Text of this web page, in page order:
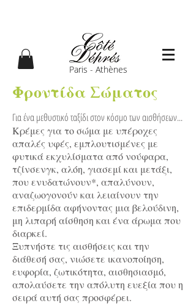
Paris - Athènes
Φροντίδα Σώματος
Για ένα μεθυστικό ταξίδι στον κόσμο των αισθήσεων...
Κρέμες για το σώμα με υπέροχες
απαλές υφές, εμπλουτισμένες με
φυτικά εκχυλίσματα από νούφαρα,
τζίνσενγκ, αλόη, γιασεμί και μετάξι,
που ενυδατώνουν*, απαλύνουν,
αναζωογονούν και λειαίνουν την
επιδερμίδα αφήνοντας μια βελούδινη,
μη λιπαρή αίσθηση και ένα άρωμα που
διαρκεί.
Ξυπνήστε τις αισθήσεις και την
διάθεσή σας, νιώσετε ικανοποίηση,
ευφορία, ζωτικότητα, αισθησιασμό,
απολαύσετε την απόλυτη ευεξία που η
σειρά αυτή σας προσφέρει.